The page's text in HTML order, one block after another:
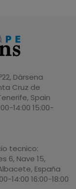
Dársena
Cruz de
Spain
14:00 15:00-
tecnico:
6, Nave 15,
España
14:00 16:00-18:00